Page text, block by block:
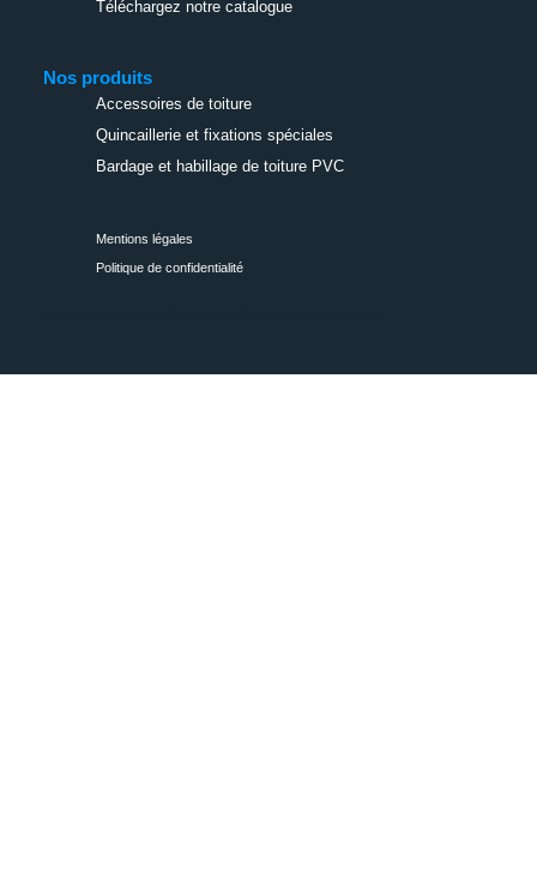
Téléchargez notre catalogue
Nos produits
Accessoires de toiture
Quincaillerie et fixations spéciales
Bardage et habillage de toiture PVC
Mentions légales
Politique de confidentialité